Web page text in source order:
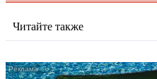
Читайте также